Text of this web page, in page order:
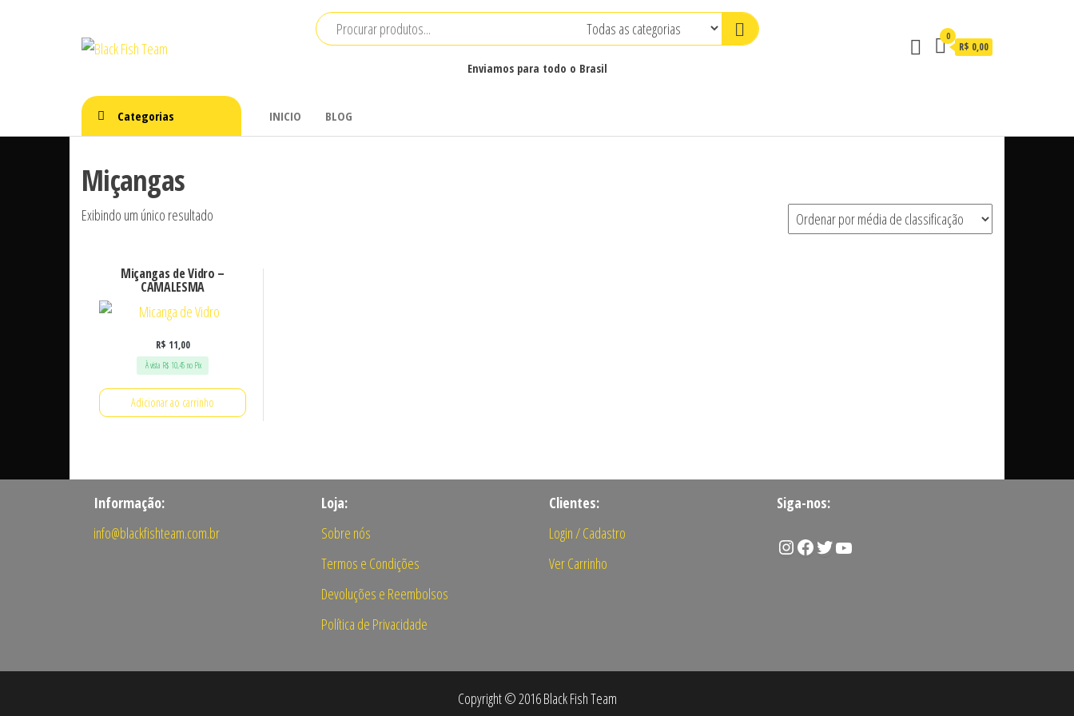
Team
Náutica
Enviamos para todo o Brasil
0
R$ 0,00
Categorias INICIO BLOG
Miçangas
Exibindo um único resultado
Miçangas de Vidro –
CAMALESMA
R$ 11,00
À vista R$10,45 no Pix
Adicionar ao carrinho
Informação:
info@blackfishteam.com.br
Loja:
Sobre nós
Termos e Condições
Devoluções e Reembolsos
Política de Privacidade
Clientes:
Login / Cadastro
Ver Carrinho
Siga-nos:
Instagram
Facebook
TwitterYoutube
Copyright © 2016 Black Fish Team